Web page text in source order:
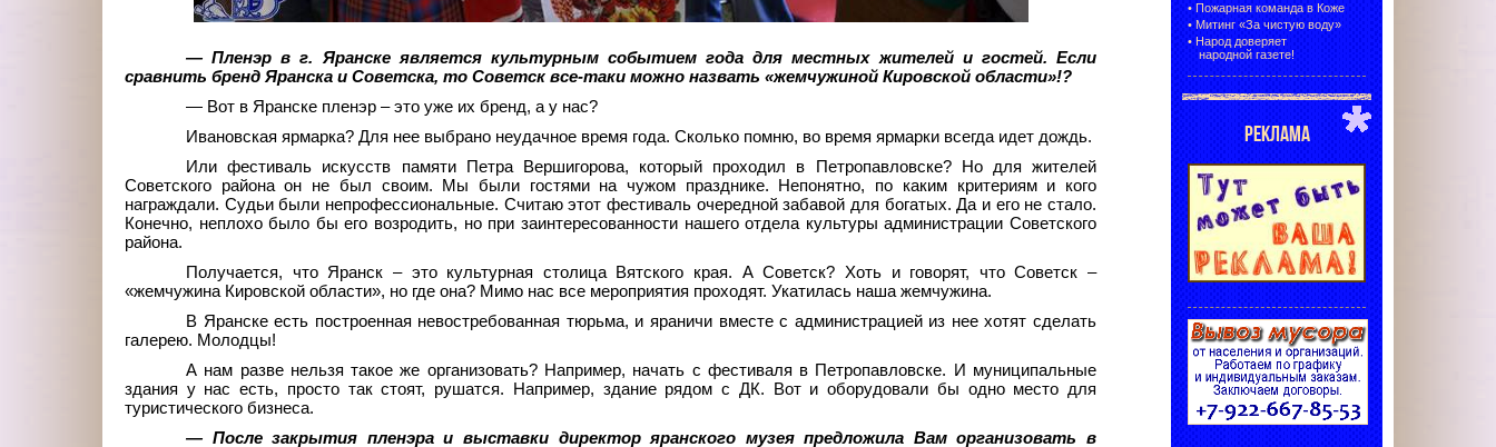
— Пленэр в г. Яранске является культурным событием года для местных жителей и гостей. Если
сравнить бренд Яранска и Советска, то Советск все-таки можно назвать «жемчужиной Кировской области»!?
— Вот в Яранске пленэр – это уже их бренд, а у нас?
Ивановская ярмарка? Для нее выбрано неудачное время года. Сколько помню, во время ярмарки всегда идет дождь.
Или фестиваль искусств памяти Петра Вершигорова, который проходил в Петропавловске? Но для жителей
Советского района он не был своим. Мы были гостями на чужом празднике. Непонятно, по каким критериям и кого
награждали. Судьи были непрофессиональные. Считаю этот фестиваль очередной забавой для богатых. Да и его не стало.
Конечно, неплохо было бы его возродить, но при заинтересованности нашего отдела культуры администрации Советского
района.
Получается, что Яранск – это культурная столица Вятского края. А Советск? Хоть и говорят, что Советск –
«жемчужина Кировской области», но где она? Мимо нас все мероприятия проходят. Укатилась наша жемчужина.
В Яранске есть построенная невостребованная тюрьма, и яраничи вместе с администрацией из нее хотят сделать
галерею. Молодцы!
А нам разве нельзя такое же организовать? Например, начать с фестиваля в Петропавловске. И муниципальные
здания у нас есть, просто так стоят, рушатся. Например, здание рядом с ДК. Вот и оборудовали бы одно место для
туристического бизнеса.
— После закрытия пленэра и выставки директор яранского музея предложила Вам организовать в
• Пожарная команда в Коже
• Митинг «За чистую воду»
• Народ доверяет
народной газете!
РЕКЛАМА